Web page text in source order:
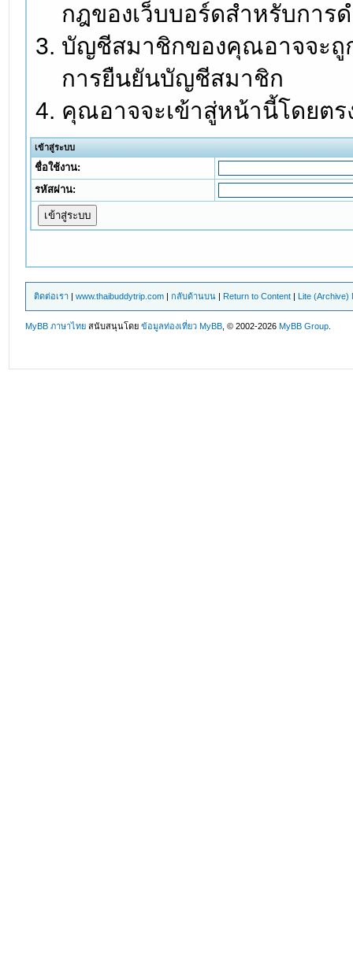
กฎของเว็บบอร์ดสำหรับการ
บัญชีสมาชิกของคุณอาจจะถู
การยืนยันบัญชีสมาชิก
คุณอาจจะเข้าสู่หน้านี้โดยต
เข้าสู่ระบบ
ชื่อใช้งาน:
รหัสผ่าน:
ติดต่อเรา |www.thaibuddytrip.com |กลับด้านบน | Return to Content | Lite (Archive)
MyBB ภาษาไทย สนับสนุนโดยข้อมูลท่องเที่ยว MyBB , © 2002-2026MyBB Group